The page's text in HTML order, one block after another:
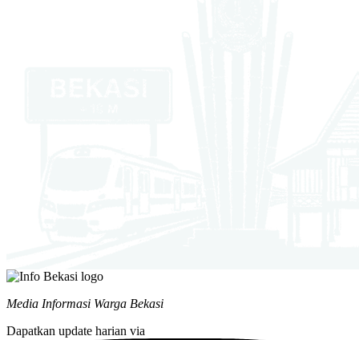
Media Informasi Warga Bekasi
Dapatkan update harian via